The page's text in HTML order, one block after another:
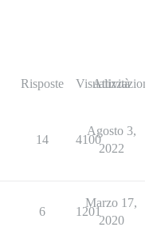
Risposte Visualizzazioni
Attività
14 4100
Agosto 3,
2022
6 1201
Marzo 17,
2020